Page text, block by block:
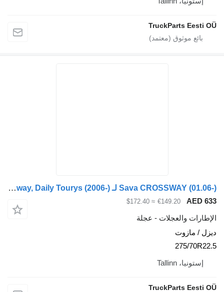
TruckParts
Sava CROSSWAY (01.06-) لـ Irisbus Arway, Crossway, Crealis, Magelys, Proway, Daily Tourys (2006-)
€149.20
≈ $172.40
والعجلات - عجلة
TruckParts